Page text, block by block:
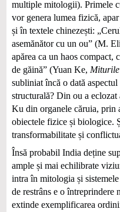
multiple mitologii). Primele
vor genera lumea fizică,
și în textele chinezești:
asemănător cu un ou” (M.
apărea ca un haos compact,
de găină” (Yuan Ke,
subliniat încă o dată
structurală? Din ou a
Ku din organele căruia, prin
obiectele fizice și biologice.
transformabilitate și
Însă probabil India deține
ample și mai echilibrate
intra în mitologia și
de restrâns e o întreprindere
extinde exemplificarea